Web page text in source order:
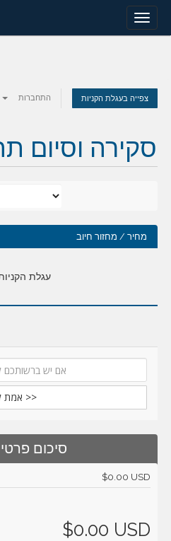
Menu
התחברות צפייה בעגלת הקניות
סקירה וסיום
מחיר / מחזור חיוב
עגלת
אמת קוד >>
סיכום
$0.00 USD
$0.00 USD